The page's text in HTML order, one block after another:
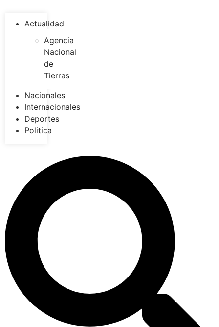
Actualidad
Agencia
Nacional
de
Tierras
Nacionales
Internacionales
Deportes
Politica